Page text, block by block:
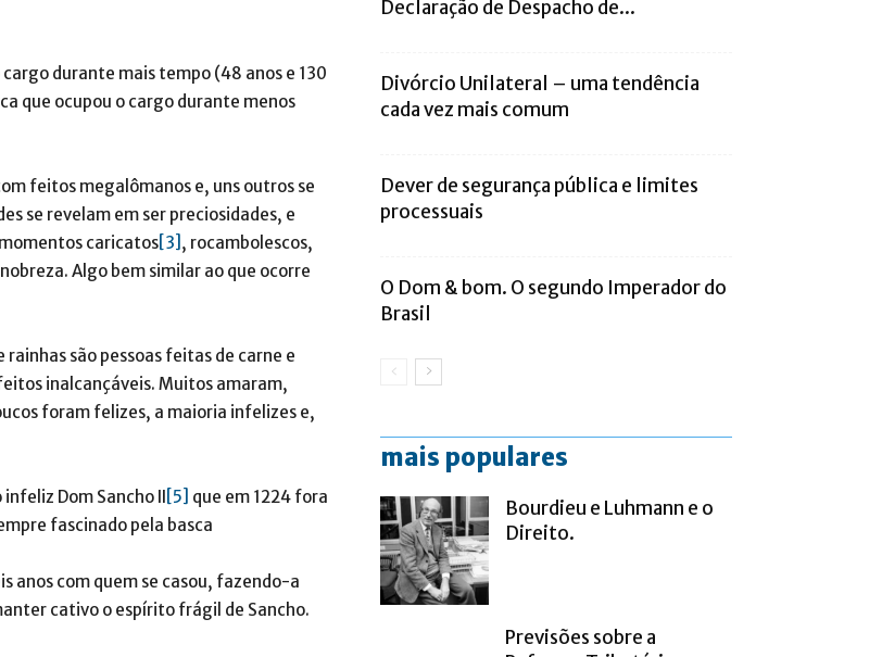
durante mais tempo (48 anos e 130
que ocupou o cargo durante menos
feitos megalômanos e, uns outros se
se revelam em ser preciosidades, e
caricatos[3] , rocambolescos,
Algo bem similar ao que ocorre
são pessoas feitas de carne e
inalcançáveis. Muitos amaram,
foram felizes, a maioria infelizes e,
Dom Sancho II [5] que em 1224 fora
fascinado pela basca
anos com quem se casou, fazendo-a
cativo o espírito frágil de Sancho.
Declaração de Despacho de...
Divórcio Unilateral – uma tendência
cada vez mais comum
Dever de segurança pública e limites
processuais
O Dom & bom. O segundo Imperador do
Brasil
mais populares
Bourdieu e Luhmann e o
Direito.
Previsões sobre a